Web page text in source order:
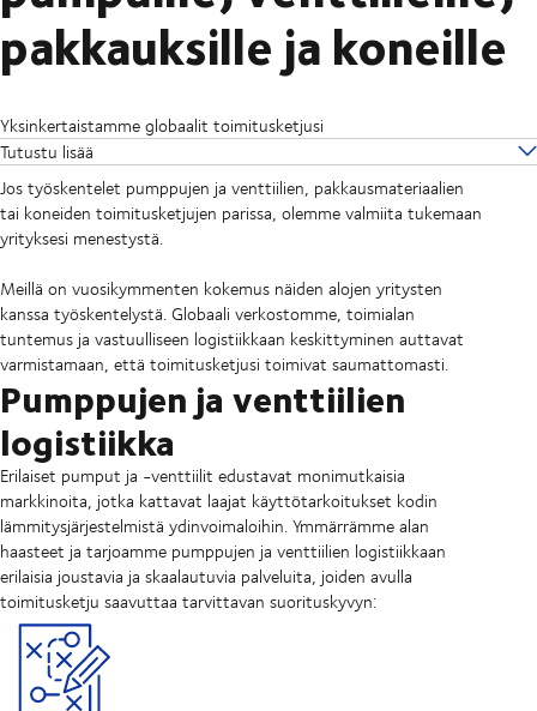
pakkauksille ja koneille
Yksinkertaistamme globaalit toimitusketjusi
Tutustu lisää
Jos työskentelet pumppujen ja venttiilien, pakkausmateriaalien
tai koneiden toimitusketjujen parissa, olemme valmiita tukemaan
yrityksesi menestystä.
Meillä on vuosikymmenten kokemus näiden alojen yritysten
kanssa työskentelystä. Globaali verkostomme, toimialan
tuntemus ja vastuulliseen logistiikkaan keskittyminen auttavat
varmistamaan, että toimitusketjusi toimivat saumattomasti.
Pumppujen ja venttiilien
logistiikka
Erilaiset pumput ja -venttiilit edustavat monimutkaisia
markkinoita, jotka kattavat laajat käyttötarkoitukset kodin
lämmitysjärjestelmistä ydinvoimaloihin. Ymmärrämme alan
haasteet ja tarjoamme pumppujen ja venttiilien logistiikkaan
erilaisia joustavia ja skaalautuvia palveluita, joiden avulla
toimitusketju saavuttaa tarvittavan suorituskyvyn: